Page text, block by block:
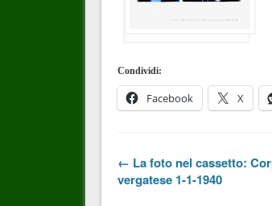
Condividi:
Facebook X
← La foto nel cassetto:
vergatese 1-1-1940